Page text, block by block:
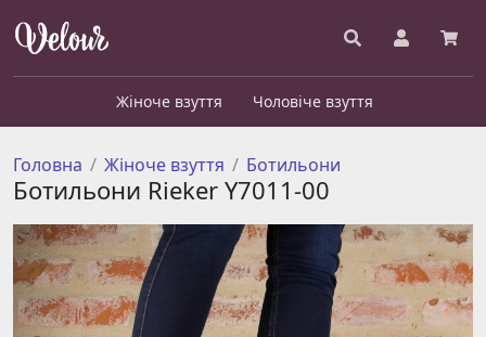
Жіноче взуття Чоловіче взуття
Головна Жіноче взуття Ботильони
Ботильони Rieker Y7011-00